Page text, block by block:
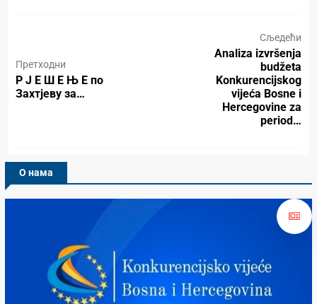
Претходни
Р Ј Е Ш Е Њ Е по
Захтјеву за…
Сљедећи
Analiza izvršenja
budžeta
Konkurencijskog
vijeća Bosne i
Hercegovine za
period…
О нама